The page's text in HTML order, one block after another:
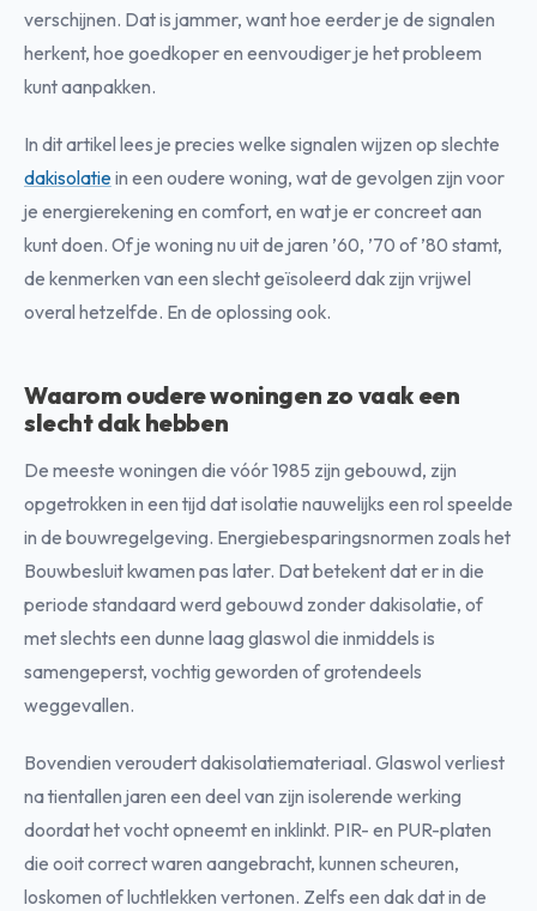
verschijnen. Dat is jammer, want hoe eerder je de signalen
herkent, hoe goedkoper en eenvoudiger je het probleem
kunt aanpakken.
In dit artikel lees je precies welke signalen wijzen op slechte
dakisolatie in een oudere woning, wat de gevolgen zijn voor
je energierekening en comfort, en wat je er concreet aan
kunt doen. Of je woning nu uit de jaren ’60, ’70 of ’80 stamt,
de kenmerken van een slecht geïsoleerd dak zijn vrijwel
overal hetzelfde. En de oplossing ook.
Waarom oudere woningen zo vaak een
slecht dak hebben
De meeste woningen die vóór 1985 zijn gebouwd, zijn
opgetrokken in een tijd dat isolatie nauwelijks een rol speelde
in de bouwregelgeving. Energiebesparingsnormen zoals het
Bouwbesluit kwamen pas later. Dat betekent dat er in die
periode standaard werd gebouwd zonder dakisolatie, of
met slechts een dunne laag glaswol die inmiddels is
samengeperst, vochtig geworden of grotendeels
weggevallen.
Bovendien veroudert dakisolatiemateriaal. Glaswol verliest
na tientallen jaren een deel van zijn isolerende werking
doordat het vocht opneemt en inklinkt. PIR- en PUR-platen
die ooit correct waren aangebracht, kunnen scheuren,
loskomen of luchtlekken vertonen. Zelfs een dak dat in de